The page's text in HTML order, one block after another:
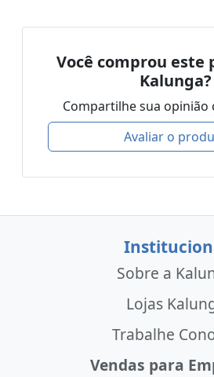
Você comprou este
Kalunga?
Compartilhe sua opinião
Avaliar o
Sobre a
Lojas
Trabalhe
Vendas para